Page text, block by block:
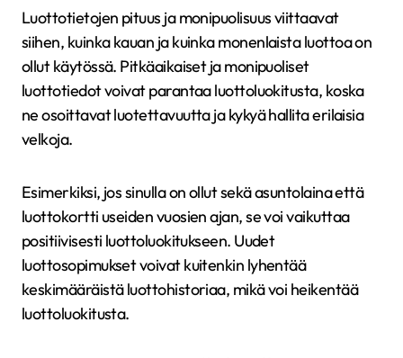
Luottotietojen pituus ja monipuolisuus viittaavat
siihen, kuinka kauan ja kuinka monenlaista luottoa on
ollut käytössä. Pitkäaikaiset ja monipuoliset
luottotiedot voivat parantaa luottoluokitusta, koska
ne osoittavat luotettavuutta ja kykyä hallita erilaisia
velkoja.
Esimerkiksi, jos sinulla on ollut sekä asuntolaina että
luottokortti useiden vuosien ajan, se voi vaikuttaa
positiivisesti luottoluokitukseen. Uudet
luottosopimukset voivat kuitenkin lyhentää
keskimääräistä luottohistoriaa, mikä voi heikentää
luottoluokitusta.